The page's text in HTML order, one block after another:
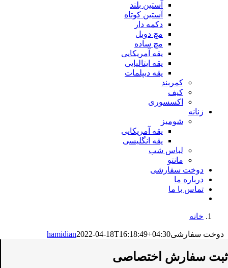
آستین بلند
آستین کوتاه
دکمه دار
مچ دوبل
مچ ساده
یقه آمریکایی
یقه ایتالیایی
یقه دیپلمات
کمربند
کیف
اکسسوری
زنانه
شومیز
یقه آمریکایی
یقه انگلیسی
لباس شب
مانتو
دوخت سفارشی
درباره ما
تماس با ما
خانه
دوخت سفارشی hamidian2022-04-18T16:18:49+04:30
ثبت سفارش اختصاصی